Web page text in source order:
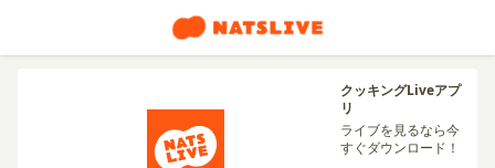
クッキングLiveアプ
リ
ライブを見るなら今
すぐダウンロード！